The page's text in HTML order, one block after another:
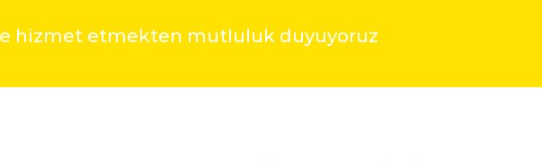
hizmet etmekten mutluluk duyuyoruz